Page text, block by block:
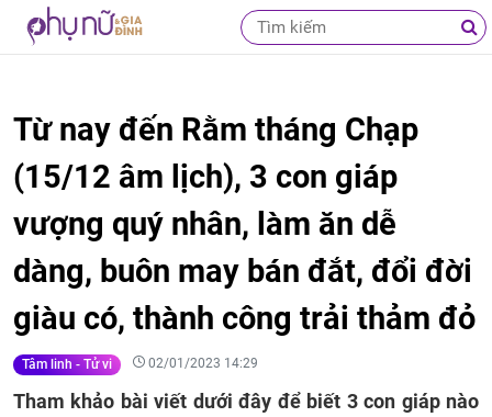
Từ nay đến Rằm tháng Chạp
(15/12 âm lịch), 3 con giáp
vượng quý nhân, làm ăn dễ
dàng, buôn may bán đắt, đổi đời
giàu có, thành công trải thảm đỏ
Tâm linh - Tử vi 02/01/2023 14:29
Tham khảo bài viết dưới đây để biết 3 con giáp nào